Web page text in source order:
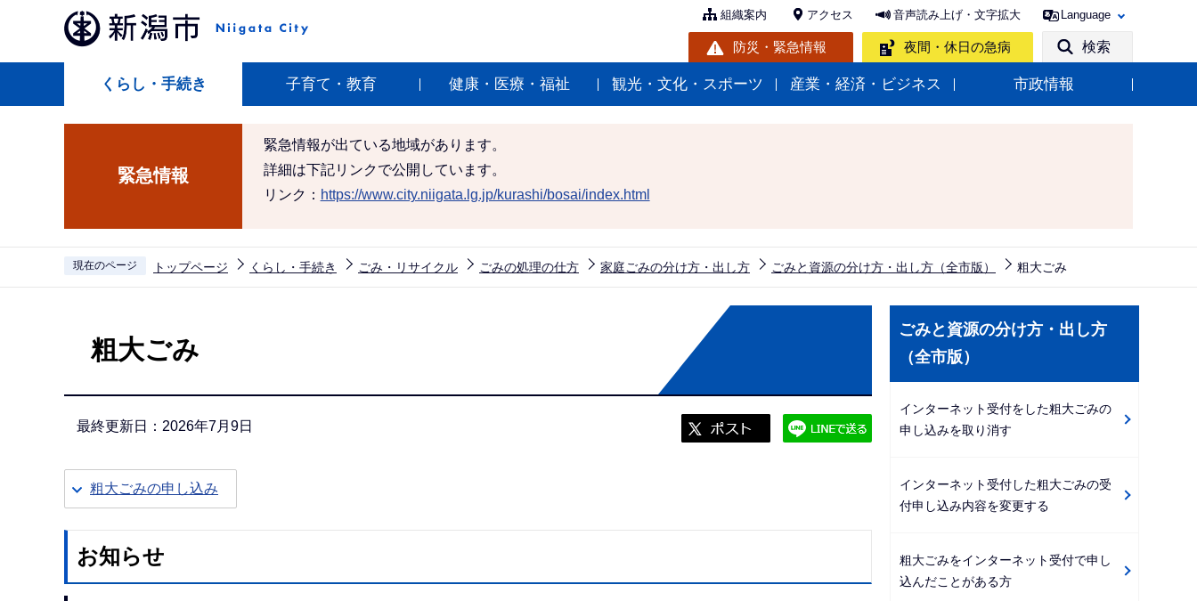
ペ
組織案内 アクセス 音声読み上げ・文字拡大 Language
防災・緊急情報 夜間・休日の急病 検索
くらし・手続き 子育て・教育 健康・医療・福祉 観光・文化・スポーツ 産業・経済・ビジネス 市政情報
緊急情報
緊急情報が出ている地域があります。
詳細は下記リンクで公開しています。
リンク： https://www.city.niigata.lg.jp/kurashi/bosai/index.html
現在のページ トップページ くらし・手続き ごみ・リサイクル ごみの処理の仕方 家庭ごみの分け方・出し方 ごみと資源の分け方・出し方（全市版） 粗大ごみ
粗大ごみ
最終更新日：2026年7月9日
粗大ごみの申し込み
お知らせ
ン
こ
か
ごみと資源の分け方・出し方
（全市版）
インターネット受付をした粗大ごみの
申し込みを取り消す
インターネット受付した粗大ごみの受
付申し込み内容を変更する
粗大ごみをインターネット受付で申し
込んだことがある方